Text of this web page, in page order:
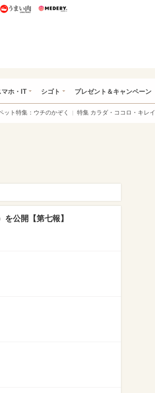
うまいパン うまい肉
マホ・IT シゴト プレゼント＆キャンペーン
ット特集：ウチのかぞく 特集 カラダ・ココロ・キレイ
公開【第七報】